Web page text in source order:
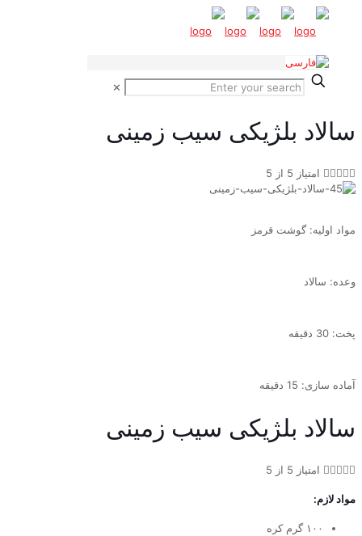
✕
سالاد بلژیکی سیب زمینی
 امتیاز 5 از 5
مواد اولیه: گوشت قرمز
وعده: سالاد
پخت: 30 دقیقه
آماده سازی: 15 دقیقه
سالاد بلژیکی سیب زمینی
 امتیاز 5 از 5
مواد لازم:
۱۰۰ گرم کره